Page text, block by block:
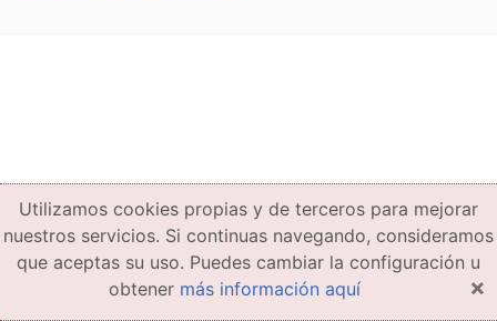
Utilizamos cookies propias y de terceros para mejorar
nuestros servicios. Si continuas navegando, consideramos
que aceptas su uso. Puedes cambiar la configuración u
obtener más información aquí ×